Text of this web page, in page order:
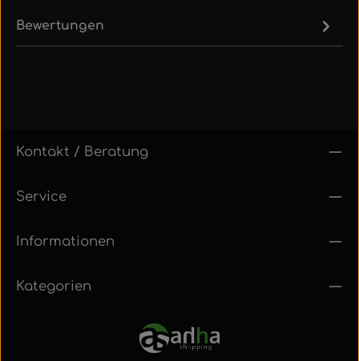
Bewertungen
Kontakt / Beratung
Service
Informationen
Kategorien